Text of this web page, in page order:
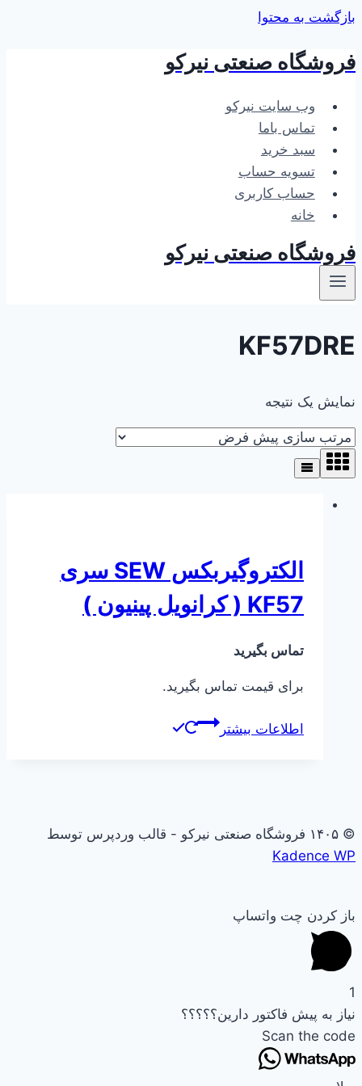
بازگشت به محتوا
فروشگاه صنعتی نیرکو
وب سایت نیرکو
تماس باما
سبد خرید
تسویه حساب
حساب کاربری
خانه
فروشگاه صنعتی نیرکو
KF57DRE
نمایش یک نتیجه
الکتروگیربکس SEW سری
KF57 ( کرانویل پینیون )
تماس بگیرید
برای قیمت تماس بگیرید.
اطلاعات بیشتر
© ۱۴۰۵ فروشگاه صنعتی نیرکو - قالب وردپرس توسط
Kadence WP
باز کردن چت واتساپ
1
نیاز به پیش فاکتور دارین؟؟؟؟؟
Scan the code